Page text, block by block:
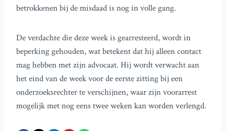
betrokkenen bij de misdaad is nog in volle gang.
De verdachte die deze week is gearresteerd, wordt in
beperking gehouden, wat betekent dat hij alleen contact
mag hebben met zijn advocaat. Hij wordt verwacht aan
het eind van de week voor de eerste zitting bij een
onderzoeksrechter te verschijnen, waar zijn voorarrest
mogelijk met nog eens twee weken kan worden verlengd.